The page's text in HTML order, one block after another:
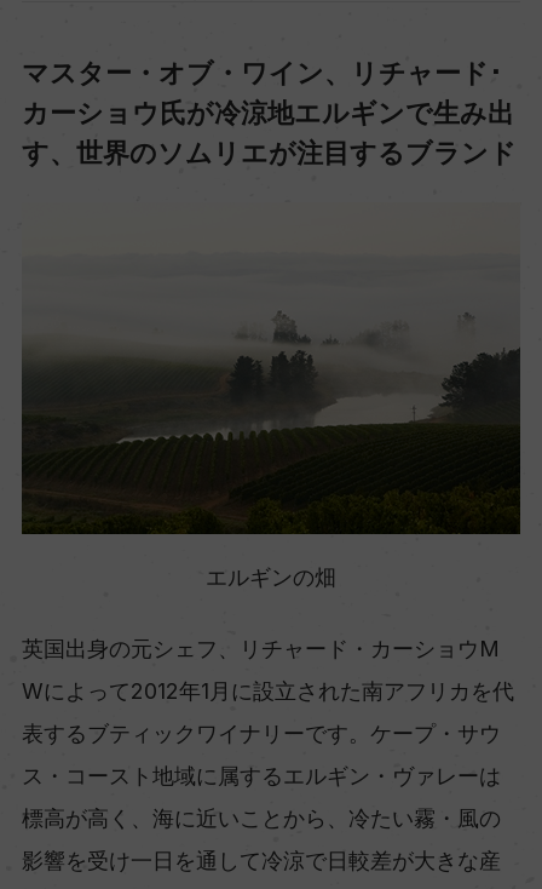
マスター・オブ・ワイン、リチャード･
カーショウ氏が冷涼地エルギンで生み出
す、世界のソムリエが注目するブランド
エルギンの畑
英国出身の元シェフ、リチャード・カーショウM
Wによって2012年1月に設立された南アフリカを代
表するブティックワイナリーです。ケープ・サウ
ス・コースト地域に属するエルギン・ヴァレーは
標高が高く、海に近いことから、冷たい霧・風の
影響を受け一日を通して冷涼で日較差が大きな産